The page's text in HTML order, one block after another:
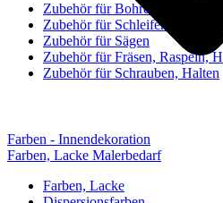
Zubehör für Bohren, Bohrhilfen
Zubehör für Schleifen, Poliere
Zubehör für Sägen
Zubehör für Fräsen, Raspeln, H
Zubehör für Schrauben, Halten
Farben - Innendekoration
Farben, Lacke Malerbedarf
Farben, Lacke